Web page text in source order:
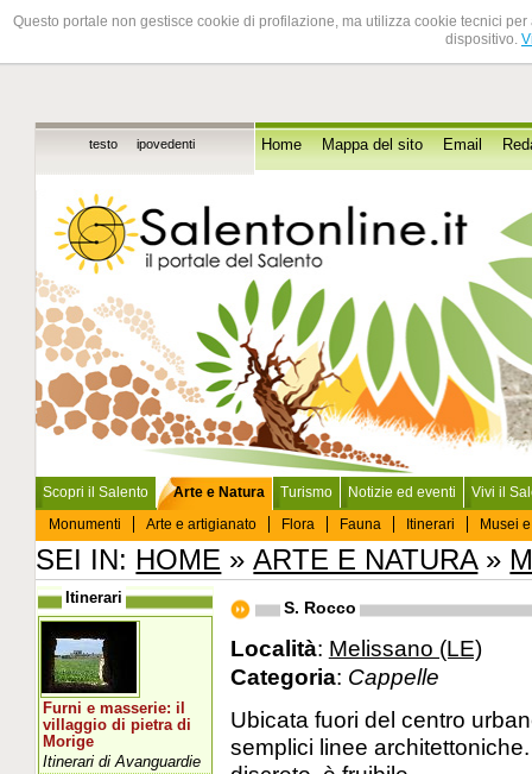
Questo portale non gestisce cookie di profilazione, ma utilizza cookie tecnici
dispositivo.
testo ipovedenti Home Mappa del sito Email
Scopri il Salento
Arte e Natura
Monumenti
Arte e artigianato Flora Fauna Itinerari Musei
Turismo Notizie ed eventi Vivi il
SEI IN: HOME »ARTE E NATURA»
S. Rocco
Località: Melissano (LE)
Categoria: Cappelle
Ubicata fuori del centro
semplici linee
Itinerari
Furni e masserie: il
villaggio di pietra di
Morige
Itinerari di Avanguardie